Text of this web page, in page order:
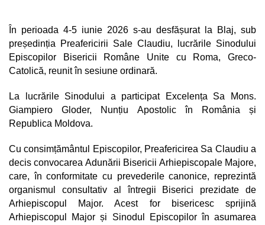
În perioada 4-5 iunie 2026 s-au desfășurat la Blaj, sub
președinția Preafericirii Sale Claudiu, lucrările Sinodului
Episcopilor Bisericii Române Unite cu Roma, Greco-
Catolică, reunit în sesiune ordinară.
La lucrările Sinodului a participat Excelența Sa Mons.
Giampiero Gloder, Nunțiu Apostolic în România și
Republica Moldova.
Cu consimțământul Episcopilor, Preafericirea Sa Claudiu a
decis convocarea Adunării Bisericii Arhiepiscopale Majore,
care, în conformitate cu prevederile canonice, reprezintă
organismul consultativ al întregii Biserici prezidate de
Arhiepiscopul Major. Acest for bisericesc sprijină
Arhiepiscopul Major și Sinodul Episcopilor în asumarea